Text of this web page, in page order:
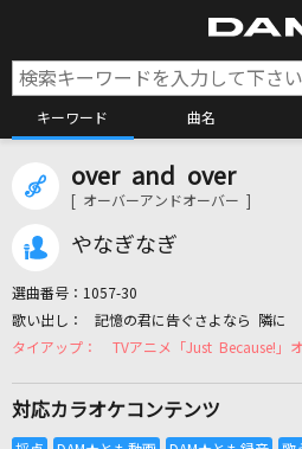
キーワード 曲名
カラオケ検
カラオケリク
over and over
[ オーバーアンドオーバー ]
やなぎなぎ
選曲番号： 1057-30
記憶の君に告ぐさよなら 隣に
TVアニメ「Just Because!」
対応カラオケコンテンツ